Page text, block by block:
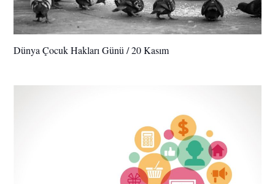
Dünya Çocuk Hakları Günü / 20 Kasım